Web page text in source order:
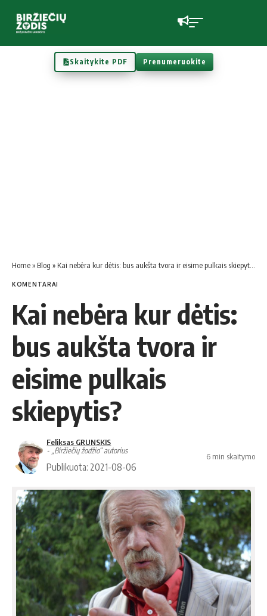
Skaitykite PDF Prenumeruokite
Home» Blog » Kai nebėra kur dėtis: bus aukšta tvora ir eisime pulkais skiepytis?
KOMENTARAI
Kai nebėra kur dėtis:
bus aukšta tvora ir
eisime pulkais
skiepytis?
Feliksas GRUNSKIS
- „Biržiečių žodžio“ autorius
Publikuota: 2021-08-06
6 min skaitymo